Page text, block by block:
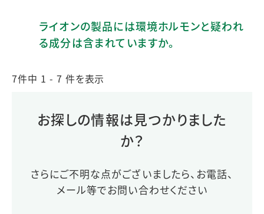
ライオンの製品には環境ホルモンと疑われ
る成分は含まれていますか。
7件中 1 - 7 件を表示
お探しの情報は見つかりました
か？
さらにご不明な点がございましたら、お電話、
メール等でお問い合わせください